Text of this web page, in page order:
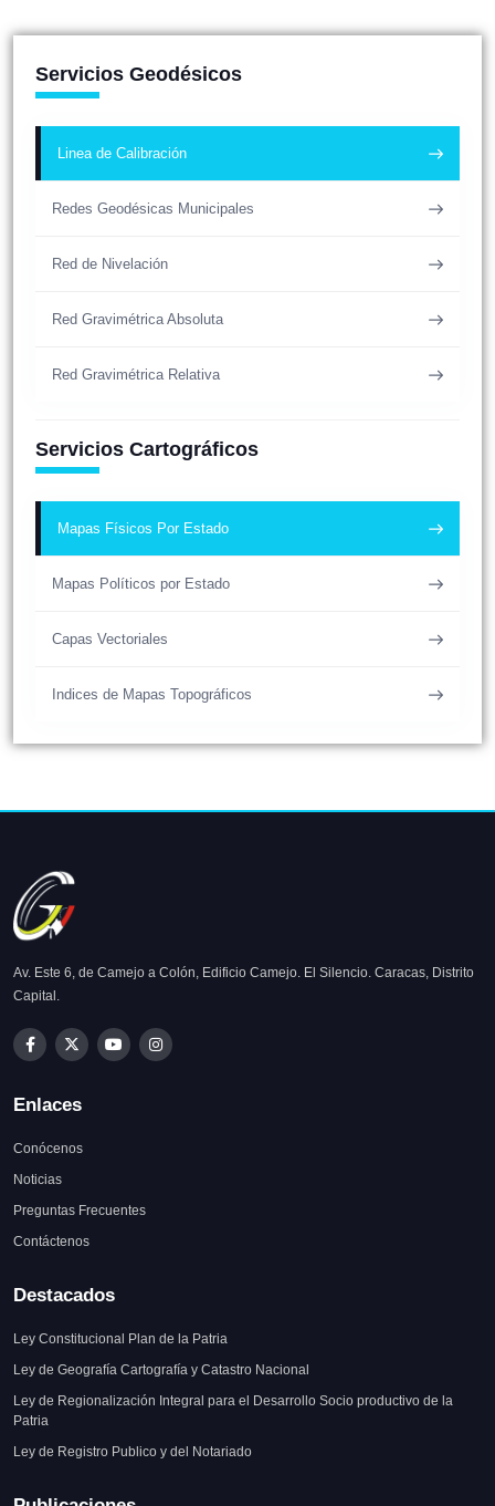
Servicios Geodésicos
Linea de Calibración
Redes Geodésicas Municipales
Red de Nivelación
Red Gravimétrica Absoluta
Red Gravimétrica Relativa
Servicios Cartográficos
Mapas Físicos Por Estado
Mapas Políticos por Estado
Capas Vectoriales
Indices de Mapas Topográficos
Av. Este 6, de Camejo a Colón, Edificio Camejo. El Silencio. Caracas, Distrito
Capital.
Enlaces
Conócenos
Noticias
Preguntas Frecuentes
Contáctenos
Destacados
Ley Constitucional Plan de la Patria
Ley de Geografía Cartografía y Catastro Nacional
Ley de Regionalización Integral para el Desarrollo Socio productivo de la
Patria
Ley de Registro Publico y del Notariado